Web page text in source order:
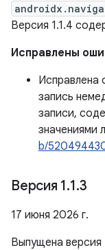
Версия 1.1.4
Исправлены
Исправлена
запись
записи,
значениями
b/
Версия 1.1.3
17 июня 2026 г.
Выпущена версия